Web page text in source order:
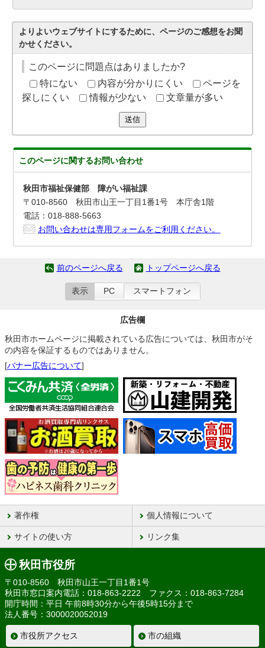
よりよいウェブサイトにするために、ページのご感想をお聞
かせください。
このページに問題点はありましたか?
特にない
内容が分かりにくい
ページを
探しにくい
情報が少ない 文章量が多い
送信
このページに関するお問い合わせ
秋田市福祉保健部 障がい福祉課
〒010-8560 秋田市山王一丁目1番1号 本庁舎1階
電話：018-888-5663
お問い合わせは専用フォームをご利用ください。
前のページへ戻る トップページへ戻る
表示 PC スマートフォン
広告欄
秋田市ホームページに掲載されている広告については、秋田市がそ
の内容を保証するものではありません。
[バナー広告について]
著作権 個人情報について
サイトの使い方 リンク集
秋田市役所
〒010-8560 秋田市山王一丁目1番1号
秋田市窓口案内電話：018-863-2222 ファクス：018-863-7284
開庁時間：平日 午前8時30分から午後5時15分まで
法人番号：3000020052019
市役所アクセス 市の組織